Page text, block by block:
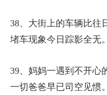
38、大街上的车辆比往
堵车现象今日踪影全无。
39、妈妈一遇到不开心
一切爸爸早已司空见惯。